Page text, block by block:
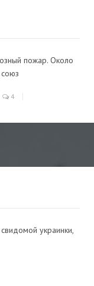
пожар. Около
4
украинки,